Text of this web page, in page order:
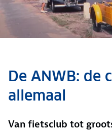
De ANWB: de
allemaal
Van fietsclub tot